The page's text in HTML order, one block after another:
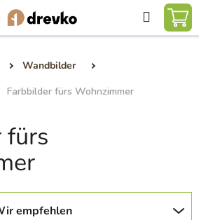
Suchen
Wandbilder
Farbbilder fürs Wohnzimmer
fürs
empfehlen